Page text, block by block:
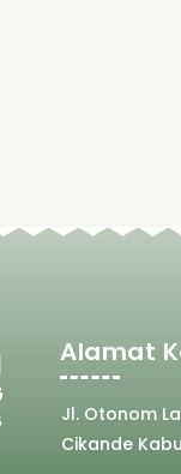
Alamat
Jl. Otonom
Cikande